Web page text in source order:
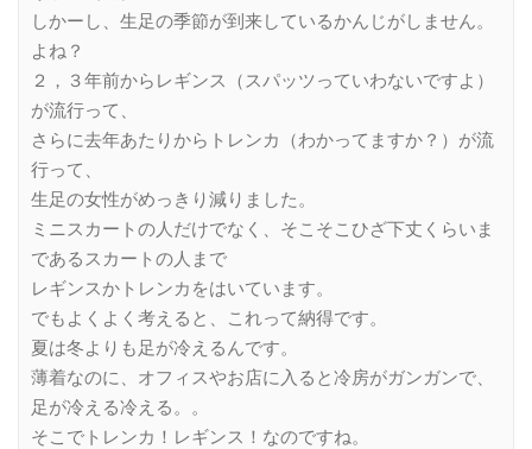
しかーし、生足の季節が到来しているかんじがしません。
よね？
２，３年前からレギンス（スパッツっていわないですよ）
が流行って、
さらに去年あたりからトレンカ（わかってますか？）が流
行って、
生足の女性がめっきり減りました。
ミニスカートの人だけでなく、そこそこひざ下丈くらいま
であるスカートの人まで
レギンスかトレンカをはいています。
でもよくよく考えると、これって納得です。
夏は冬よりも足が冷えるんです。
薄着なのに、オフィスやお店に入ると冷房がガンガンで、
足が冷える冷える。。
そこでトレンカ！レギンス！なのですね。